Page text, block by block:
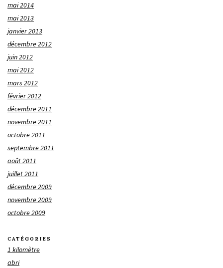
mai 2014
mai 2013
janvier 2013
décembre 2012
juin 2012
mai 2012
mars 2012
février 2012
décembre 2011
novembre 2011
octobre 2011
septembre 2011
août 2011
juillet 2011
décembre 2009
novembre 2009
octobre 2009
CATÉGORIES
1 kilomètre
abri